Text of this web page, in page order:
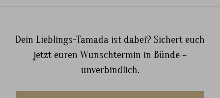
Dein Lieblings-Tamada ist dabei? Sichert euch
jetzt euren Wunschtermin in Bünde –
unverbindlich.